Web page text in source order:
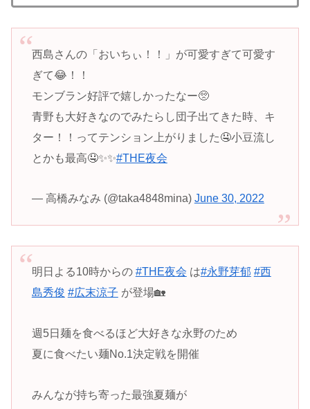
西島さんの「おいちぃ！！」が可愛すぎて可愛す
ぎて😂！！
モンブラン好評で嬉しかったなー🥺
青野も大好きなのでみたらし団子出てきた時、キ
ター！！ってテンション上がりました🤤小豆流し
とかも最高🤤✨✨#THE夜会
— 高橋みなみ (@taka4848mina) June 30, 2022
明日よる10時からの #THE夜会 は#永野芽郁 #西
島秀俊 #広末涼子 が登場🏡
週5日麺を食べるほど大好きな永野のため
夏に食べたい麺No.1決定戦を開催
みんなが持ち寄った最強夏麺が